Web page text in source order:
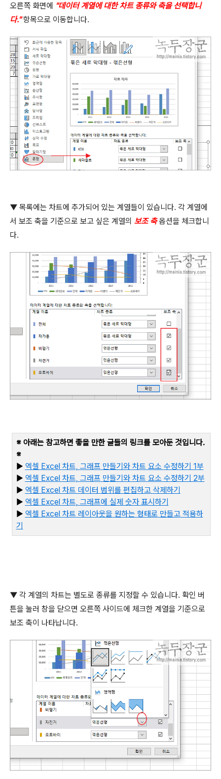
오른쪽 화면에 "데이터 계열에 대한 차트 종류와 축을 선택합니
다."항목으로 이동합니다.
▼ 목록에는 차트에 추가되어 있는 계열들이 있습니다. 각 계열에
서 보조 축을 기준으로 보고 싶은 계열의 보조 축옵션을 체크합니
다.
※ 아래는 참고하면 좋을 만한 글들의 링크를 모아둔 것입니다.
※
▶ 엑셀 Excel 차트, 그래프 만들기와 차트 요소 수정하기 1부
▶ 엑셀 Excel 차트, 그래프 만들기와 차트 요소 수정하기 2부
▶ 엑셀 Excel 차트 데이터 범위를 편집하고 삭제하기
▶ 엑셀 Excel 차트, 그래프에 실제 숫자 표시하기
▶ 엑셀 Excel 차트 레이아웃을 원하는 형태로 만들고 적용하
기
▼ 각 계열의 차트는 별도로 종류를 지정할 수 있습니다. 확인 버
튼을 눌러 창을 닫으면 오른쪽 사이드에 체크한 계열을 기준으로
보조 축이 나타납니다.